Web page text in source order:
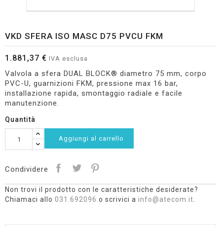
VKD SFERA ISO MASC D75 PVCU FKM
1.881,37 € IVA esclusa
Valvola a sfera DUAL BLOCK® diametro 75 mm, corpo
PVC-U, guarnizioni FKM, pressione max 16 bar,
installazione rapida, smontaggio radiale e facile
manutenzione.
Quantità
Aggiungi al carrello
Condividere
Non trovi il prodotto con le caratteristiche desiderate?
Chiamaci allo 031.692096 o scrivici a info@atecom.it